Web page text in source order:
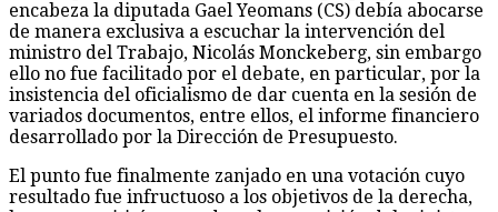
encabeza la diputada Gael Yeomans (CS) debía abocarse
de manera exclusiva a escuchar la intervención del
ministro del Trabajo, Nicolás Monckeberg, sin embargo
ello no fue facilitado por el debate, en particular, por la
insistencia del oficialismo de dar cuenta en la sesión de
variados documentos, entre ellos, el informe financiero
desarrollado por la Dirección de Presupuesto.
El punto fue finalmente zanjado en una votación cuyo
resultado fue infructuoso a los objetivos de la derecha,